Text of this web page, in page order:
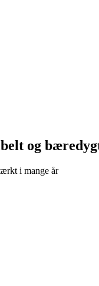
og
i mange år